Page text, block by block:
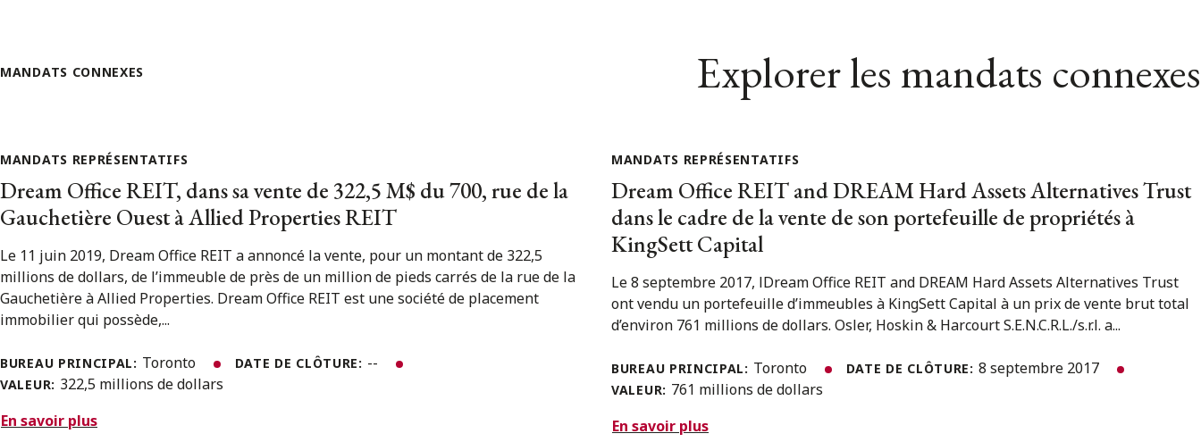
MANDATS CONNEXES Explorer les mandats connexes
MANDATS REPRÉSENTATIFS
Dream Office REIT, dans sa vente de 322,5 M$ du 700, rue de la
Gauchetière Ouest à Allied Properties REIT
Le 11 juin 2019, Dream Office REIT a annoncé la vente, pour un montant de 322,5
millions de dollars, de l’immeuble de près de un million de pieds carrés de la rue de la
Gauchetière à Allied Properties. Dream Office REIT est une société de placement
immobilier qui possède,...
BUREAU PRINCIPAL: Toronto DATE DE CLÔTURE: --
VALEUR: 322,5 millions de dollars
En savoir plus
MANDATS REPRÉSENTATIFS
Dream Office REIT and DREAM Hard Assets Alternatives Trust
dans le cadre de la vente de son portefeuille de propriétés à
KingSett Capital
Le 8 septembre 2017, lDream Office REIT and DREAM Hard Assets Alternatives Trust
ont vendu un portefeuille d’immeubles à KingSett Capital à un prix de vente brut total
d’environ 761 millions de dollars. Osler, Hoskin & Harcourt S.E.N.C.R.L./s.r.l. a...
BUREAU PRINCIPAL: Toronto DATE DE CLÔTURE: 8 septembre 2017
VALEUR: 761 millions de dollars
En savoir plus